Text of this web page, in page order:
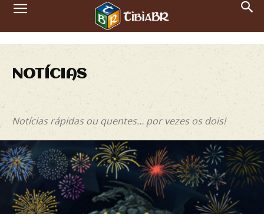
NOTÍCIAS
Notícias rápidas ou quentes… por vezes os dois!